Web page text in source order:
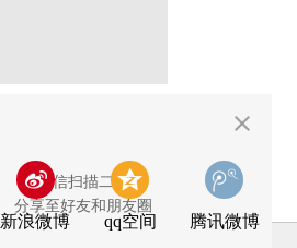
用微信扫描二维码
分享至好友和朋友圈
新浪微博 qq空间 腾讯微博